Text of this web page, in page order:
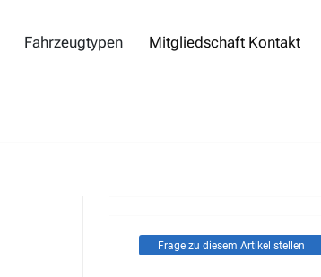
Fahrzeugtypen Mitgliedschaft Kontakt
Frage zu diesem Artikel stellen